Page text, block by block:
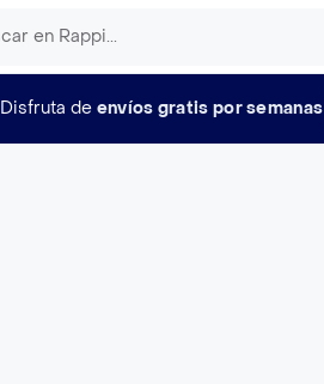
Disfruta de envíos gratis por semanas